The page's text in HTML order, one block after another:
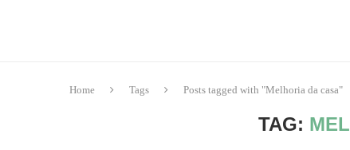
Home Tags Posts tagged with "Melhoria da casa"
TAG: